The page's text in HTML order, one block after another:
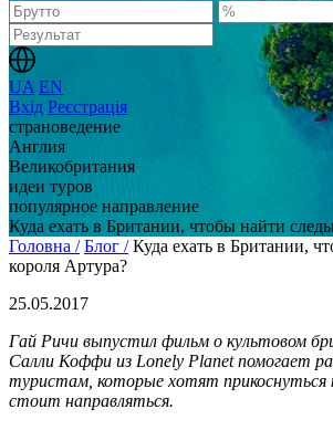
UA EN
Вхід Реєстрація
cтрановедение
Англия
Великобритания
идеи туров
популярное направление
Куда ехать в Британии, чтобы найти
Головна / Блог / Куда ехать в Британии,
короля Артура?
25.05.2017
Гай Ричи выпустил фильм о культовом
Салли Коффи из Lonely Planet помогает
туристам, которые хотят прикоснуться
стоит направляться.